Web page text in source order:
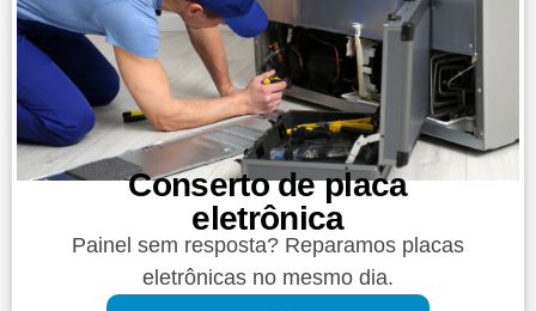
Conserto de placa
eletrônica
Painel sem resposta? Reparamos placas
eletrônicas no mesmo dia.